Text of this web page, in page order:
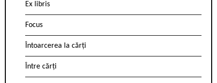
Ex libris
Focus
Întoarcerea la cărți
Între cărți